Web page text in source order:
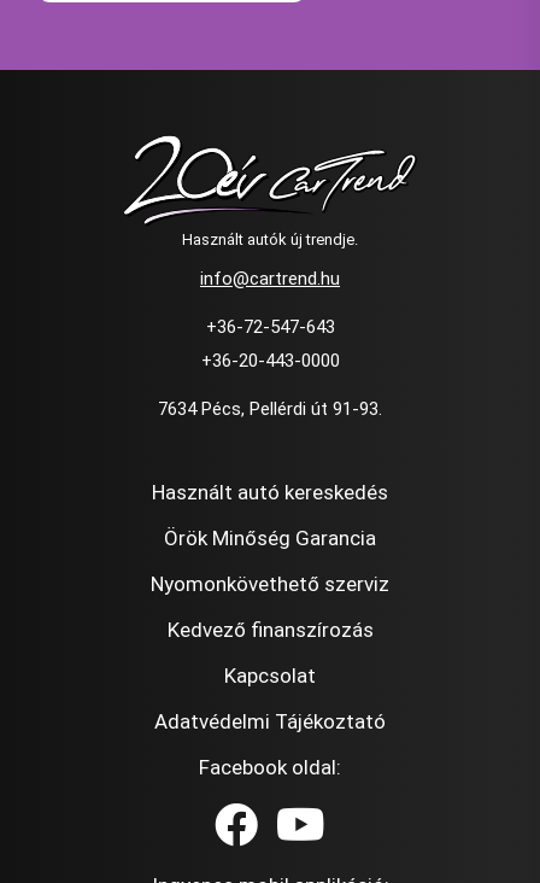
Használt autók új trendje.
info@cartrend.hu
+36-72-547-643
+36-20-443-0000
7634 Pécs, Pellérdi út 91-93.
Használt autó kereskedés
Örök Minőség Garancia
Nyomonkövethető szerviz
Kedvező finanszírozás
Kapcsolat
Adatvédelmi Tájékoztató
Facebook oldal: